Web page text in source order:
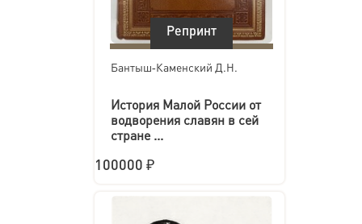
Репринт
Бантыш‑Каменский Д.Н.
История Малой России от
водворения славян в сей
стране ...
100000 ₽